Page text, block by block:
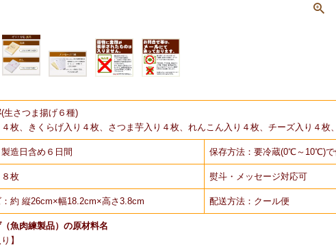
(生さつま揚げ６種)
４枚、きくらげ入り４枚、さつま芋入り４枚、れんこん入り４枚、チーズ入り４枚
造日含め６日間 保存方法：要冷蔵(0℃～10℃)で
枚 熨斗・メッセージ対応可
約 縦26cm×幅18.2cm×高さ3.8cm 配送方法：クール便
魚肉練製品）の原材料名
】